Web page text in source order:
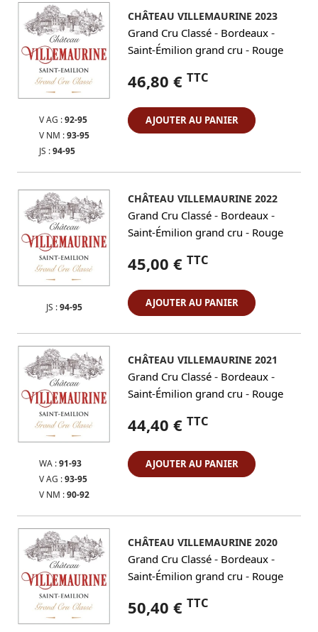
V AG :92-95
V NM :93-95
JS :94-95
CHÂTEAU VILLEMAURINE 2023
Grand Cru Classé - Bordeaux -
Saint-Émilion grand cru - Rouge
46,80 € TTC
AJOUTER AU PANIER
JS :94-95
CHÂTEAU VILLEMAURINE 2022
Grand Cru Classé - Bordeaux -
Saint-Émilion grand cru - Rouge
45,00 € TTC
AJOUTER AU PANIER
WA :91-93
V AG :93-95
V NM :90-92
CHÂTEAU VILLEMAURINE 2021
Grand Cru Classé - Bordeaux -
Saint-Émilion grand cru - Rouge
44,40 € TTC
AJOUTER AU PANIER
CHÂTEAU VILLEMAURINE 2020
Grand Cru Classé - Bordeaux -
Saint-Émilion grand cru - Rouge
50,40 € TTC